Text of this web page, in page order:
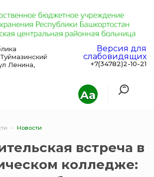
Aa
Ленина,
Версия для
слабовидящих
+7(34782)2-10-21
Новости
встреча в
колледже: